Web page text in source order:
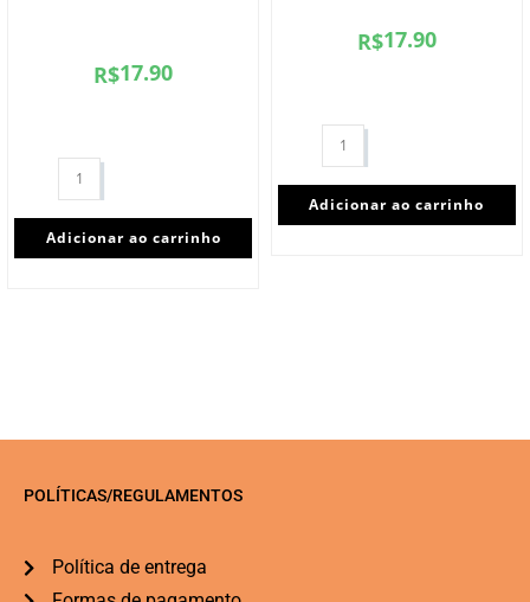
R$17.90
Adicionar ao carrinho
R$17.90
Adicionar ao carrinho
POLÍTICAS/REGULAMENTOS
Política de entrega